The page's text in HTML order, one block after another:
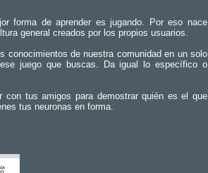
forma de aprender es jugando. Por eso nace
general creados por los propios usuarios.
conocimientos de nuestra comunidad en un solo
juego que buscas. Da igual lo específico o
con tus amigos para demostrar quién es el que
tus neuronas en forma.